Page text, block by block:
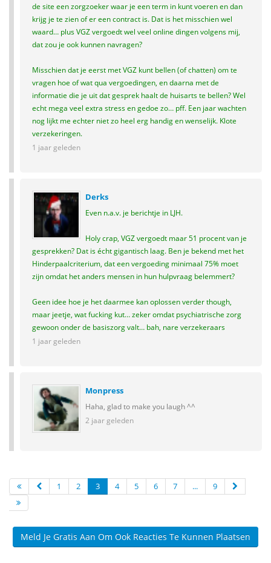
de site een zorgzoeker waar je een term in kunt voeren en dan
krijg je te zien of er een contract is. Dat is het misschien wel
waard… plus VGZ vergoedt wel veel online dingen volgens mij,
dat zou je ook kunnen navragen?
Misschien dat je eerst met VGZ kunt bellen (of chatten) om te
vragen hoe of wat qua vergoedingen, en daarna met de
informatie die je uit dat gesprek haalt de huisarts te bellen? Wel
echt mega veel extra stress en gedoe zo… pff. Een jaar wachten
nog lijkt me echter niet zo heel erg handig en wenselijk. Klote
verzekeringen.
1 jaar geleden
Derks
Even n.a.v. je berichtje in LJH.
Holy crap, VGZ vergoedt maar 51 procent van je
gesprekken? Dat is écht gigantisch laag. Ben je bekend met het
Hinderpaalcriterium, dat een vergoeding minimaal 75% moet
zijn omdat het anders mensen in hun hulpvraag belemmert?
Geen idee hoe je het daarmee kan oplossen verder though,
maar jeetje, wat fucking kut… zeker omdat psychiatrische zorg
gewoon onder de basiszorg valt… bah, nare verzekeraars
1 jaar geleden
Monpress
Haha, glad to make you laugh ^^
2 jaar geleden
1 2 3 4 5 6 7 ... 9
Meld Je Gratis Aan Om Ook Reacties Te Kunnen Plaatsen